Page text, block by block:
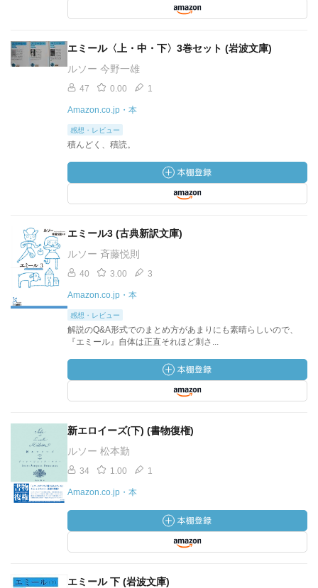
エミール〈上・中・下〉3巻セット (岩波文庫)
ルソー 今野一雄
47 0.00 1
Amazon.co.jp・本
感想・レビュー
積んどく、積読。
エミール3 (古典新訳文庫)
ルソー 斉藤悦則
40 3.00 3
Amazon.co.jp・本
感想・レビュー
解説のQ&A形式でのまとめ方があまりにも素晴らしいので、
『エミール』自体は正直それほど刺さ...
新エロイーズ(下) (書物復権)
ルソー 松本勤
34 1.00 1
Amazon.co.jp・本
エミール 下 (岩波文庫)